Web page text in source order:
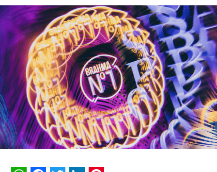
dez anos de operação em setembro de 2026. Com
capacidade transacional e conversacional, a plataforma
soma mais de 3 bilhões de interações históricas. No
primeiro semestre de 2026, a assistente registrou 74
milhões de interações, alcançando uma taxa de retenção
interna de 90% e índice de resolutividade de 87% nos
atendimentos.
Além da b.ia, o Meu Bradesco engloba ferramentas como
o E-agro — plataforma digital direcionada a produtores
rurais — e sistemas de recomendação de investimentos
suportados porGenAI(Inteligência Artificial Generativa),
que fornecem assessoria financeira automatizada e